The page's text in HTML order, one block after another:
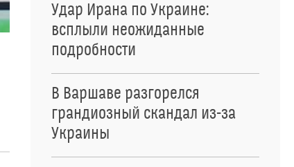
Удар Ирана по Украине:
всплыли неожиданные
подробности
В Варшаве разгорелся
грандиозный скандал из-за
Украины